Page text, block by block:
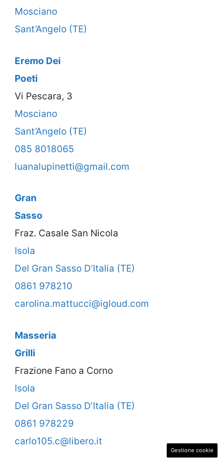
Mosciano
Sant’Angelo (TE)
Eremo Dei
Poeti
Vi Pescara, 3
Mosciano
Sant’Angelo (TE)
085 8018065
luanalupinetti@gmail.com
Gran
Sasso
Fraz. Casale San Nicola
Isola
Del Gran Sasso D’Italia (TE)
0861 978210
carolina.mattucci@igloud.com
Masseria
Grilli
Frazione Fano a Corno
Isola
Del Gran Sasso D’Italia (TE)
0861 978229
carlo105.c@libero.it
Gestione cookie